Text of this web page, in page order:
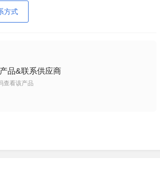
方式
品&联系供应商
查看该产品